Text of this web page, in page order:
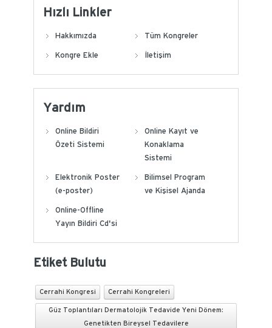
Hızlı Linkler
Hakkımızda Tüm Kongreler
Kongre Ekle İletişim
Yardım
Online Bildiri
Özeti Sistemi
Online Kayıt ve
Konaklama
Sistemi
Elektronik Poster
(e-poster)
Bilimsel Program
ve Kişisel Ajanda
Online-Offline
Yayın Bildiri Cd'si
Etiket Bulutu
Cerrahi Kongresi Cerrahi Kongreleri
Güz Toplantıları Dermatolojik Tedavide Yeni Dönem:
Genetikten Bireysel Tedavilere